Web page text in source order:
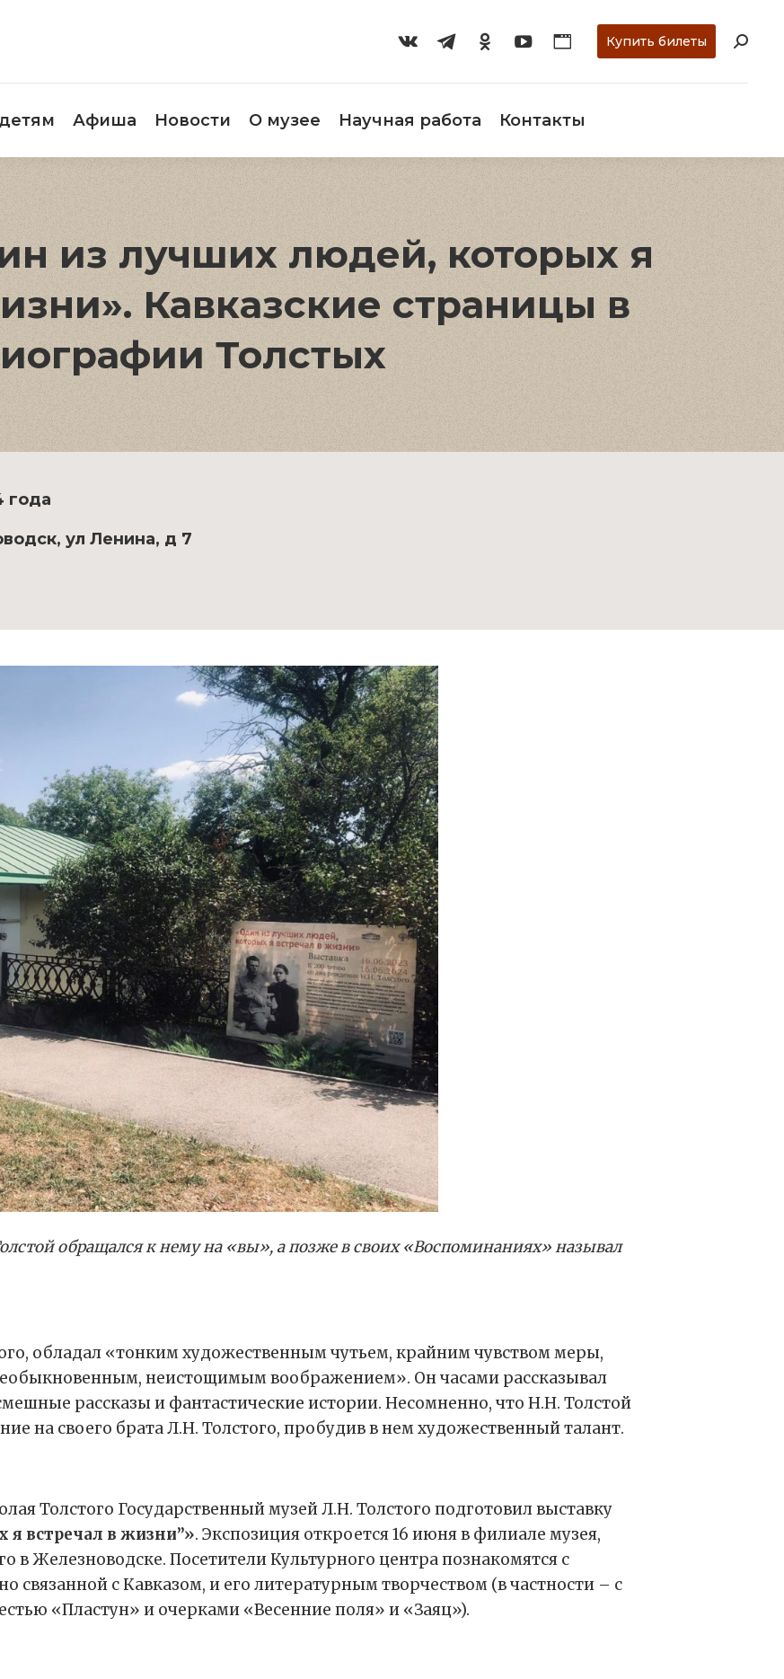
Купить билеты
Афиша Новости О музее Научная работа Контакты
из лучших людей, которых я
Кавказские страницы в
Толстых
года
ул Ленина, д 7
обращался к нему на «вы», а позже в своих «Воспоминаниях» называл
обладал «тонким художественным чутьем, крайним чувством меры,
неистощимым воображением». Он часами рассказывал
рассказы и фантастические истории. Несомненно, что Н.Н. Толстой
на своего брата Л.Н. Толстого, пробудив в нем художественный талант.
Толстого Государственный музей Л.Н. Толстого подготовил выставку
встречал в жизни”». Экспозиция откроется 16 июня в филиале музея,
в Железноводске. Посетители Культурного центра познакомятся с
связанной с Кавказом, и его литературным творчеством (в частности – с
«Пластун» и очерками «Весенние поля» и «Заяц»).
О музее Научная работа Контакты